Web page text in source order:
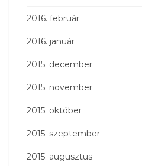
2016. február
2016. január
2015. december
2015. november
2015. október
2015. szeptember
2015. augusztus